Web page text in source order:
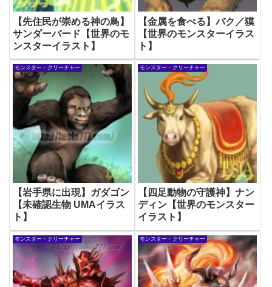
【先住民が崇める神の鳥】
サンダーバード【世界のモ
ンスターイラスト】
【金属を食べる】バク／獏
【世界のモンスターイラス
ト】
モンスター・クリーチャー
【岩手県に出現】ガダゴン
【未確認生物 UMAイラス
ト】
モンスター・クリーチャー
【四足動物の守護神】ナン
ディン【世界のモンスター
イラスト】
モンスター・クリーチャー モンスター・クリーチャー